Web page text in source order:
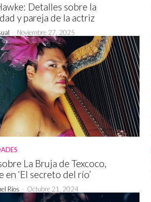
Detalles sobre la
y pareja de la actriz
- Noviembre 27, 2025
La Bruja de Texcoco,
en ‘El secreto del río’
Ríos - Octubre 21, 2024